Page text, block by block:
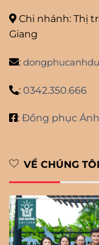
Chi nhánh: Thị
Giang
:
: 0342.350.666
: Đồng phục
VỀ CHÚNG TÔI